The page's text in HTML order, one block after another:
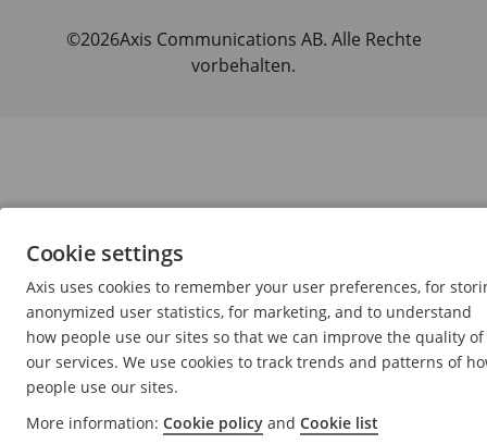
©2026Axis Communications AB. Alle Rechte
vorbehalten.
Cookie settings
Axis uses cookies to remember your user preferences, for
anonymized user statistics, for marketing, and to understand
how people use our sites so that we can improve the quality of
our services. We use cookies to track trends and patterns of
people use our sites.
More information: Cookie policy and Cookie list